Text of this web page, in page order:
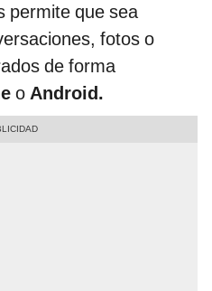
permite que sea
fotos o
de forma
o Android.